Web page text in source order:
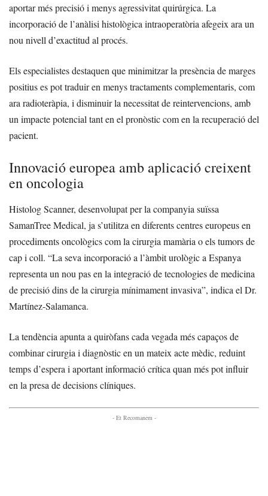
aportar més precisió i menys agressivitat quirúrgica. La
incorporació de l’anàlisi histològica intraoperatòria afegeix ara un
nou nivell d’exactitud al procés.
Els especialistes destaquen que minimitzar la presència de marges
positius es pot traduir en menys tractaments complementaris, com
ara radioteràpia, i disminuir la necessitat de reintervencions, amb
un impacte potencial tant en el pronòstic com en la recuperació del
pacient.
Innovació europea amb aplicació creixent
en oncologia
Histolog Scanner, desenvolupat per la companyia suïssa
SamanTree Medical, ja s’utilitza en diferents centres europeus en
procediments oncològics com la cirurgia mamària o els tumors de
cap i coll. “La seva incorporació a l’àmbit urològic a Espanya
representa un nou pas en la integració de tecnologies de medicina
de precisió dins de la cirurgia mínimament invasiva”, indica el Dr.
Martínez-Salamanca.
La tendència apunta a quiròfans cada vegada més capaços de
combinar cirurgia i diagnòstic en un mateix acte mèdic, reduint
temps d’espera i aportant informació crítica quan més pot influir
en la presa de decisions clíniques.
- Et Recomanem -